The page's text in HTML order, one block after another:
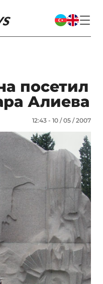
посетил
Алиева
12:43 - 10 / 05 / 2007